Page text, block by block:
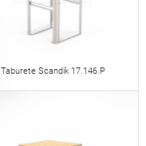
Taburete Scandik 17.146.P